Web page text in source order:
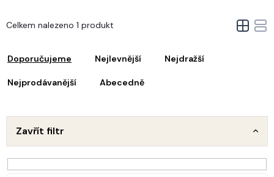
Doporučujeme Nejlevnější Nejdražší
Nejprodávanější Abecedně
Celkem nalezeno 1 produkt
Zavřít filtr
V
ý
i
p
o
t